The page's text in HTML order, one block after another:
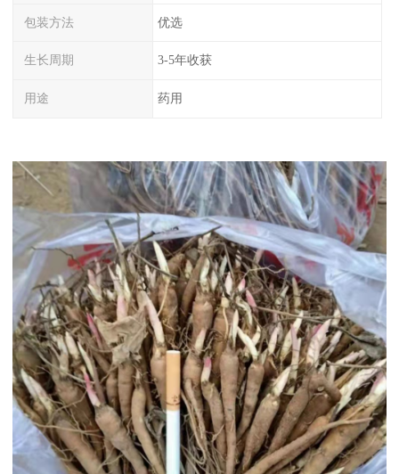
包装方法 优选
生长周期 3-5年收获
用途 药用